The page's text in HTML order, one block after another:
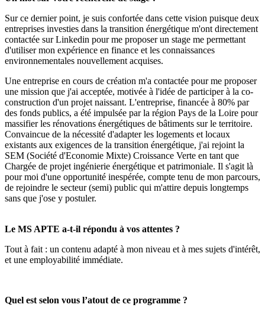
Sur ce dernier point, je suis confortée dans cette vision puisque deux
entreprises investies dans la transition énergétique m'ont directement
contactée sur Linkedin pour me proposer un stage me permettant
d'utiliser mon expérience en finance et les connaissances
environnementales nouvellement acquises.
Une entreprise en cours de création m'a contactée pour me proposer
une mission que j'ai acceptée, motivée à l'idée de participer à la co-
construction d'un projet naissant. L'entreprise, financée à 80% par
des fonds publics, a été impulsée par la région Pays de la Loire pour
massifier les rénovations énergétiques de bâtiments sur le territoire.
Convaincue de la nécessité d'adapter les logements et locaux
existants aux exigences de la transition énergétique, j'ai rejoint la
SEM (Société d'Economie Mixte) Croissance Verte en tant que
Chargée de projet ingénierie énergétique et patrimoniale. Il s'agit là
pour moi d'une opportunité inespérée, compte tenu de mon parcours,
de rejoindre le secteur (semi) public qui m'attire depuis longtemps
sans que j'ose y postuler.
Le MS APTE a-t-il répondu à vos attentes ?
Tout à fait : un contenu adapté à mon niveau et à mes sujets d'intérêt,
et une employabilité immédiate.
Quel est selon vous l’atout de ce programme ?